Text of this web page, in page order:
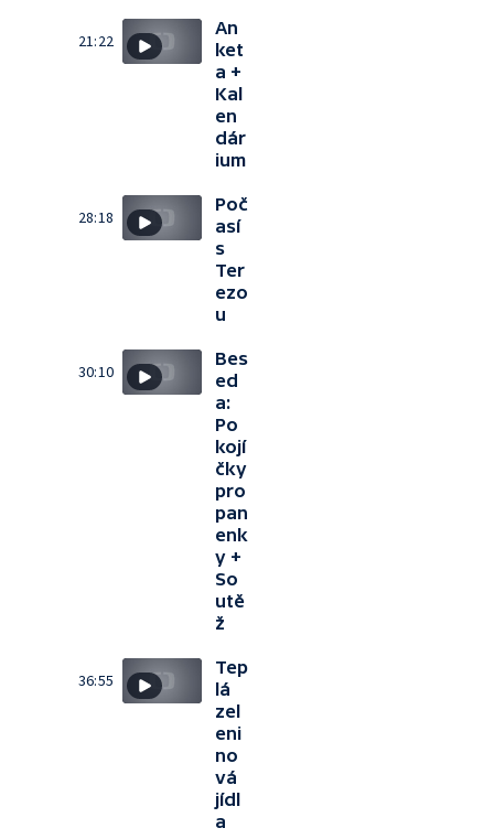
21:22
An
ket
a +
Kal
en
dár
ium
28:18
Poč
así
s
Ter
ezo
u
30:10
Bes
ed
a:
Po
kojí
čky
pro
pan
enk
y +
So
utě
ž
36:55
Tep
lá
zel
eni
no
vá
jídl
a